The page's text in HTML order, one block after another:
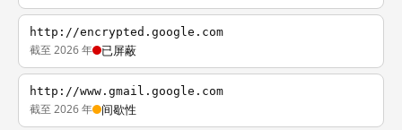
http://encrypted.google.com
截至 2026 年 已屏蔽
http://www.gmail.google.com
截至 2026 年 间歇性